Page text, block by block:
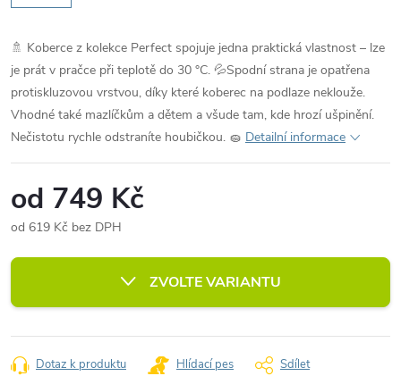
🚿 Koberce z kolekce Perfect spojuje jedna praktická vlastnost – lze
je prát v pračce při teplotě do 30 °C. 💦Spodní strana je opatřena
protiskluzovou vrstvou, díky které koberec na podlaze neklouže.
Vhodné také mazlíčkům a dětem a všude tam, kde hrozí ušpinění.
Nečistotu rychle odstraníte houbičkou. 🧽 Detailní informace
od 749 Kč
od 619 Kč bez DPH
cena:
ZVOLTE VARIANTU
Dotaz k produktu Hlídací pes Sdílet